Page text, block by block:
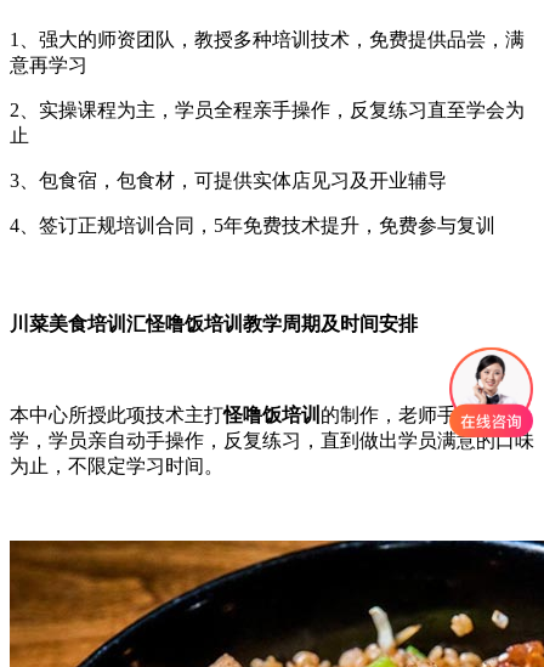
1、强大的师资团队，教授多种培训技术，免费提供品尝，满
意再学习
2、实操课程为主，学员全程亲手操作，反复练习直至学会为
止
3、包食宿，包食材，可提供实体店见习及开业辅导
4、签订正规培训合同，5年免费技术提升，免费参与复训
川菜美食培训汇怪噜饭培训教学周期及时间安排
本中心所授此项技术主打怪噜饭培训 的制作，老师手把手教
学，学员亲自动手操作，反复练习，直到做出学员满意的口味
为止，不限定学习时间。